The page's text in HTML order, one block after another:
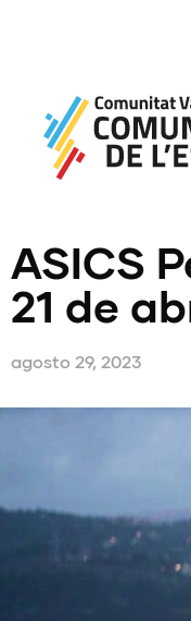
ASICS
21 de
agosto 29, 2023